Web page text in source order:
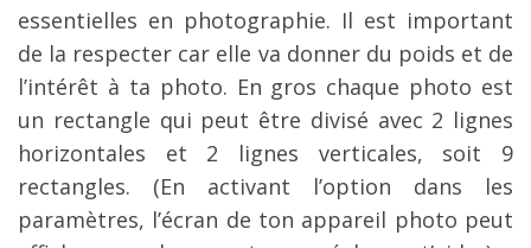
essentielles en photographie. Il est important
de la respecter car elle va donner du poids et de
l’intérêt à ta photo. En gros chaque photo est
un rectangle qui peut être divisé avec 2 lignes
horizontales et 2 lignes verticales, soit 9
rectangles. (En activant l’option dans les
paramètres, l’écran de ton appareil photo peut